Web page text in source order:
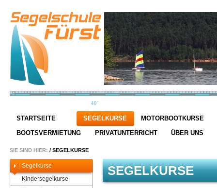
STARTSEITE SEGELKURSE MOTORBOOTKURSE
BOOTSVERMIETUNG PRIVATUNTERRICHT ÜBER UNS
SIE SIND HIER: / SEGELKURSE
Segelkurse
Kindersegelkurse
SEGELKURSE